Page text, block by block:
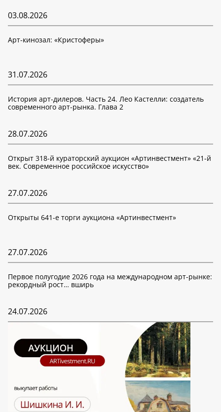
03.08.2026
Арт-кинозал: «Кристоферы»
31.07.2026
История арт-дилеров. Часть 24. Лео Кастелли: создатель
современного арт-рынка. Глава 2
28.07.2026
Открыт 318-й кураторский аукцион «Артинвестмент» «21-й
век. Современное российское искусство»
27.07.2026
Открыты 641-е торги аукциона «Артинвестмент»
27.07.2026
Первое полугодие 2026 года на международном арт-рынке:
рекордный рост… вширь
24.07.2026